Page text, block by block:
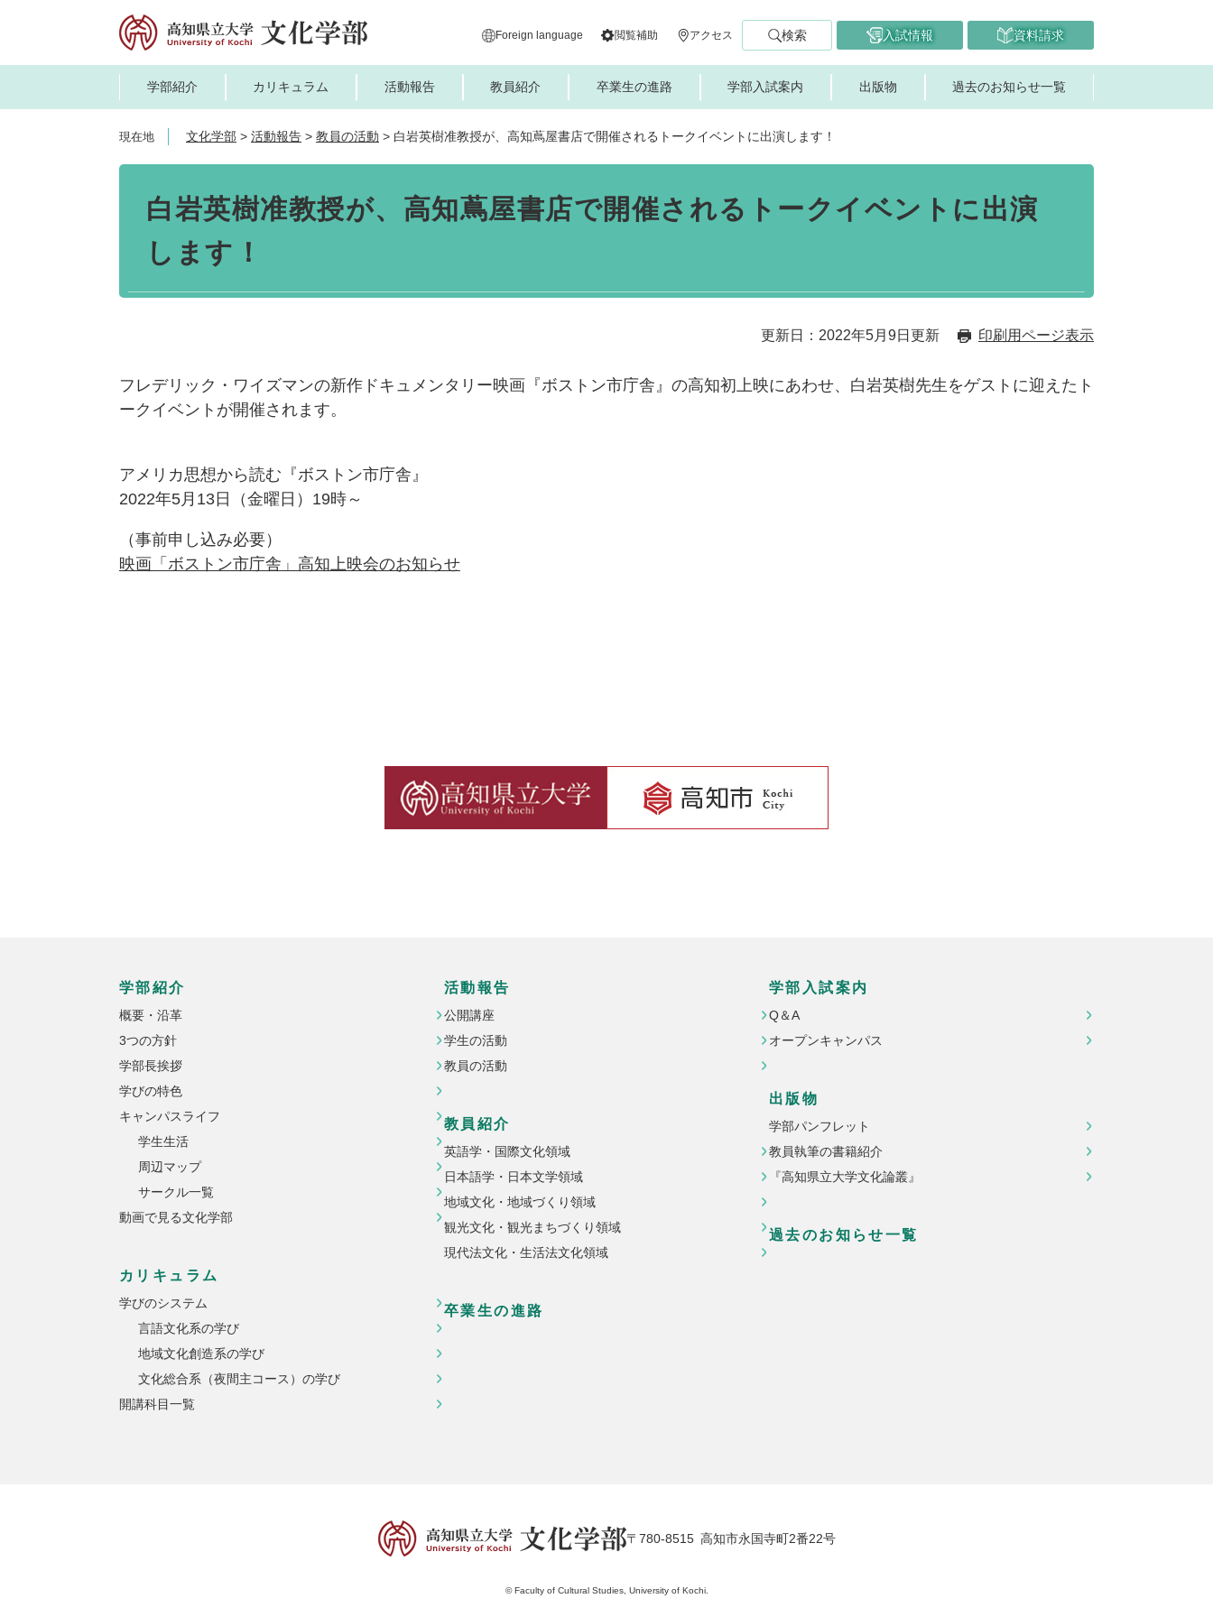
Foreign language 閲覧補助 アクセス 検索 入試情報 資料請求
学部紹介 カリキュラム 活動報告 教員紹介 卒業生の進路 学部入試案内 出版物 過去のお知らせ一覧
現在地 文化学部 > 活動報告 > 教員の活動 > 白岩英樹准教授が、高知蔦屋書店で開催されるトークイベントに出演します！
白岩英樹准教授が、高知蔦屋書店で開催されるトークイベントに出演
します！
更新日：2022年5月9日更新 印刷用ページ表示
フレデリック・ワイズマンの新作ドキュメンタリー映画『ボストン市庁舎』の高知初上映にあわせ、白岩英樹先生をゲストに迎えたト
ークイベントが開催されます。
アメリカ思想から読む『ボストン市庁舎』
2022年5月13日（金曜日）19時～
（事前申し込み必要）
映画「ボストン市庁舎」高知上映会のお知らせ
学部紹介
概要・沿革
3つの方針
学部長挨拶
学びの特色
キャンパスライフ
学生生活
周辺マップ
サークル一覧
動画で見る文化学部
カリキュラム
学びのシステム
言語文化系の学び
地域文化創造系の学び
文化総合系（夜間主コース）の学び
開講科目一覧
活動報告
公開講座
学生の活動
教員の活動
教員紹介
英語学・国際文化領域
日本語学・日本文学領域
地域文化・地域づくり領域
観光文化・観光まちづくり領域
現代法文化・生活法文化領域
卒業生の進路
学部入試案内
Q＆A
オープンキャンパス
出版物
学部パンフレット
教員執筆の書籍紹介
『高知県立大学文化論叢』
過去のお知らせ一覧
〒780-8515 高知市永国寺町2番22号
© Faculty of Cultural Studies, University of Kochi.